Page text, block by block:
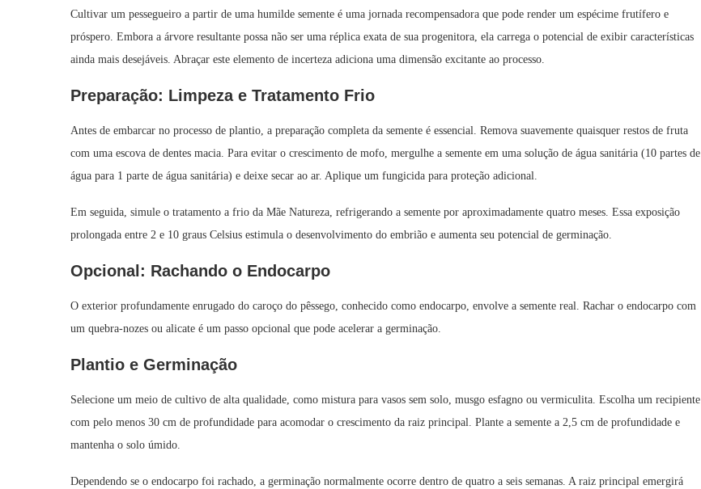
Cultivar um pessegueiro a partir de uma humilde semente é uma jornada recompensadora que pode render um espécime frutífero e
próspero. Embora a árvore resultante possa não ser uma réplica exata de sua progenitora, ela carrega o potencial de exibir características
ainda mais desejáveis. Abraçar este elemento de incerteza adiciona uma dimensão excitante ao processo.
Preparação: Limpeza e Tratamento Frio
Antes de embarcar no processo de plantio, a preparação completa da semente é essencial. Remova suavemente quaisquer restos de fruta
com uma escova de dentes macia. Para evitar o crescimento de mofo, mergulhe a semente em uma solução de água sanitária (10 partes de
água para 1 parte de água sanitária) e deixe secar ao ar. Aplique um fungicida para proteção adicional.
Em seguida, simule o tratamento a frio da Mãe Natureza, refrigerando a semente por aproximadamente quatro meses. Essa exposição
prolongada entre 2 e 10 graus Celsius estimula o desenvolvimento do embrião e aumenta seu potencial de germinação.
Opcional: Rachando o Endocarpo
O exterior profundamente enrugado do caroço do pêssego, conhecido como endocarpo, envolve a semente real. Rachar o endocarpo com
um quebra-nozes ou alicate é um passo opcional que pode acelerar a germinação.
Plantio e Germinação
Selecione um meio de cultivo de alta qualidade, como mistura para vasos sem solo, musgo esfagno ou vermiculita. Escolha um recipiente
com pelo menos 30 cm de profundidade para acomodar o crescimento da raiz principal. Plante a semente a 2,5 cm de profundidade e
mantenha o solo úmido.
Dependendo se o endocarpo foi rachado, a germinação normalmente ocorre dentro de quatro a seis semanas. A raiz principal emergirá